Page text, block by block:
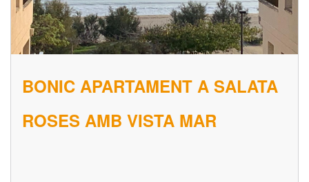
BONIC APARTAMENT A SALATA
ROSES AMB VISTA MAR